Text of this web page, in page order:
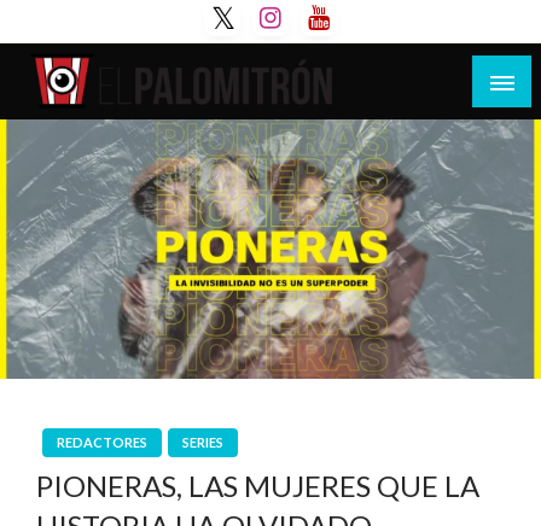
al
contenido
El Palomitrón
Tu espacio de la industria de cine española y
latinoamericana
REDACTORES SERIES
PIONERAS, LAS MUJERES QUE LA